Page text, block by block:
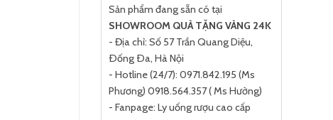
Sản phẩm đang sẵn có tại
SHOWROOM QUÀ TẶNG VÀNG 24K
- Địa chỉ: Số 57 Trần Quang Diệu,
Ðống Ða, Hà Nội
- Hotline (24/7): 0971.842.195 (Ms
Phương) 0918.564.357 ( Ms Hường)
- Fanpage: Ly uống rượu cao cấp